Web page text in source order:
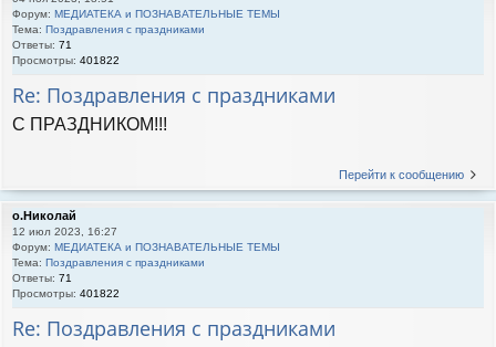
Форум: МЕДИАТЕКА и ПОЗНАВАТЕЛЬНЫЕ ТЕМЫ
Тема: Поздравления с праздниками
Ответы: 71
Просмотры: 401822
Re: Поздравления с праздниками
С ПРАЗДНИКОМ!!!
Перейти к сообщению
о.Николай
12 июл 2023, 16:27
Форум: МЕДИАТЕКА и ПОЗНАВАТЕЛЬНЫЕ ТЕМЫ
Тема: Поздравления с праздниками
Ответы: 71
Просмотры: 401822
Re: Поздравления с праздниками